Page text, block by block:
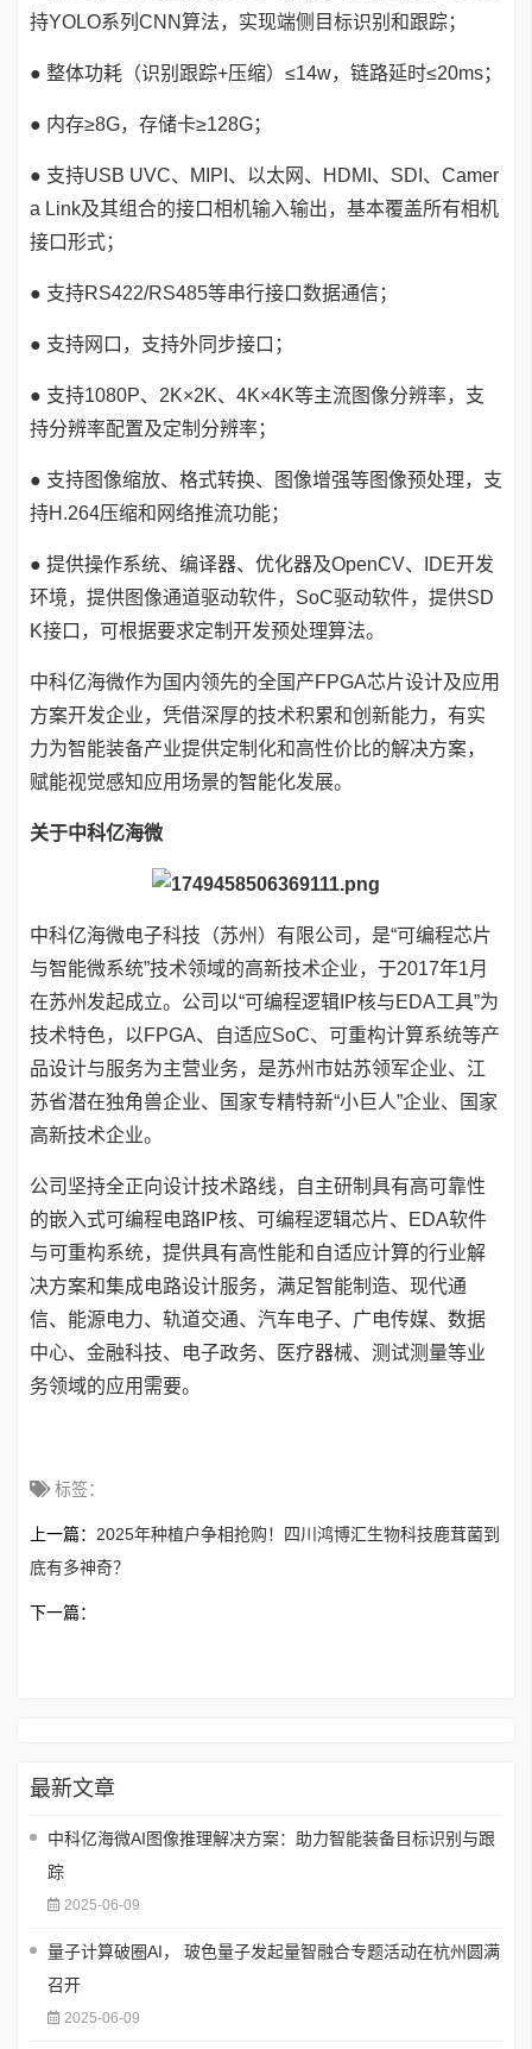
持YOLO系列CNN算法，实现端侧目标识别和跟踪；
● 整体功耗（识别跟踪+压缩）≤14w，链路延时≤20ms；
● 内存≥8G，存储卡≥128G；
● 支持USB UVC、MIPI、以太网、HDMI、SDI、Camer
a Link及其组合的接口相机输入输出，基本覆盖所有相机
接口形式；
● 支持RS422/RS485等串行接口数据通信；
● 支持网口，支持外同步接口；
● 支持1080P、2K×2K、4K×4K等主流图像分辨率，支
持分辨率配置及定制分辨率；
● 支持图像缩放、格式转换、图像增强等图像预处理，支
持H.264压缩和网络推流功能；
● 提供操作系统、编译器、优化器及OpenCV、IDE开发
环境，提供图像通道驱动软件，SoC驱动软件，提供SD
K接口，可根据要求定制开发预处理算法。
中科亿海微作为国内领先的全国产FPGA芯片设计及应用
方案开发企业，凭借深厚的技术积累和创新能力，有实
力为智能装备产业提供定制化和高性价比的解决方案，
赋能视觉感知应用场景的智能化发展。
关于中科亿海微
中科亿海微电子科技（苏州）有限公司，是“可编程芯片
与智能微系统”技术领域的高新技术企业，于2017年1月
在苏州发起成立。公司以“可编程逻辑IP核与EDA工具”为
技术特色，以FPGA、自适应SoC、可重构计算系统等产
品设计与服务为主营业务，是苏州市姑苏领军企业、江
苏省潜在独角兽企业、国家专精特新“小巨人”企业、国家
高新技术企业。
公司坚持全正向设计技术路线，自主研制具有高可靠性
的嵌入式可编程电路IP核、可编程逻辑芯片、EDA软件
与可重构系统，提供具有高性能和自适应计算的行业解
决方案和集成电路设计服务，满足智能制造、现代通
信、能源电力、轨道交通、汽车电子、广电传媒、数据
中心、金融科技、电子政务、医疗器械、测试测量等业
务领域的应用需要。
标签：
上一篇： 2025年种植户争相抢购！四川鸿博汇生物科技鹿茸菌到
底有多神奇？
下一篇：
最新文章
中科亿海微AI图像推理解决方案：助力智能装备目标识别与跟
踪
2025-06-09
量子计算破圈AI， 玻色量子发起量智融合专题活动在杭州圆满
召开
2025-06-09